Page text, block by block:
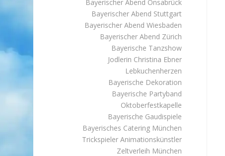
Bayerischer Abend Onsabrück
Bayerischer Abend Stuttgart
Bayerischer Abend Wiesbaden
Bayerischer Abend Zürich
Bayerische Tanzshow
Jodlerin Christina Ebner
Lebkuchenherzen
Bayerische Dekoration
Bayerische Partyband
Oktoberfestkapelle
Bayerische Gaudispiele
Bayerisches Catering München
Trickspieler Animationskünstler
Zeltverleih München